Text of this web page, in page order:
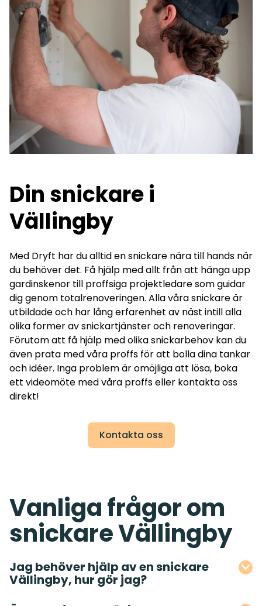
Din snickare i
Vällingby
Med Dryft har du alltid en snickare nära till hands när
du behöver det. Få hjälp med allt från att hänga upp
gardinskenor till proffsiga projektledare som guidar
dig genom totalrenoveringen. Alla våra snickare är
utbildade och har lång erfarenhet av näst intill alla
olika former av snickartjänster och renoveringar.
Förutom att få hjälp med olika snickarbehov kan du
även prata med våra proffs för att bolla dina tankar
och idéer. Inga problem är omöjliga att lösa, boka
ett videomöte med våra proffs eller kontakta oss
direkt!
Kontakta oss
Vanliga frågor om
snickare Vällingby
Jag behöver hjälp av en snickare
Vällingby, hur gör jag?